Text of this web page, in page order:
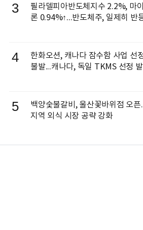
3
필라델피아반도체지수 2.2%, 마
론 0.94%↑...반도체주, 일제히 반
4
한화오션, 캐나다 잠수함 사업 선
불발...캐나다, 독일 TKMS 선정
5
백양숯불갈비, 울산꽃바위점 오픈
지역 외식 시장 공략 강화